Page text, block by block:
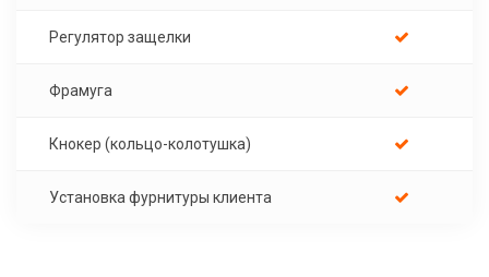
Регулятор защелки
Фрамуга
Кнокер (кольцо-колотушка)
Установка фурнитуры клиента